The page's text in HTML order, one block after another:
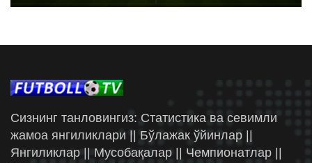
Сизнинг танловингиз: Статистика ва севимли
жамоа янгиликлари || Бўлажак ўйинлар ||
Янгиликлар || Мусобақалар || Чемпионатлар ||